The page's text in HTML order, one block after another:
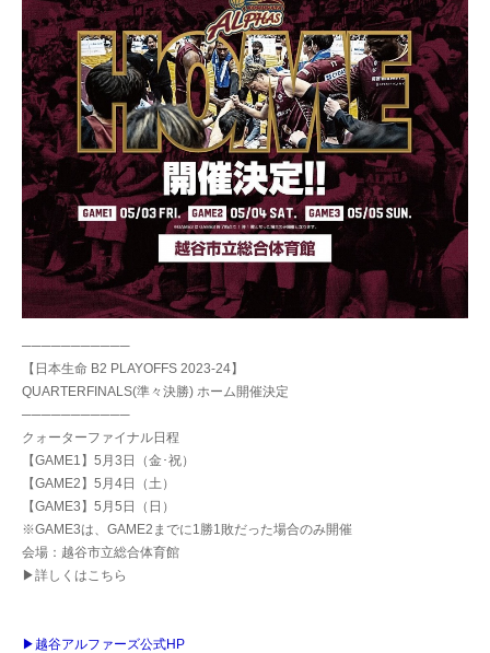
───────────
【日本生命 B2 PLAYOFFS 2023-24】
QUARTERFINALS(準々決勝) ホーム開催決定
───────────
クォーターファイナル日程
【GAME1】5月3日（金･祝）
【GAME2】5月4日（土）
【GAME3】5月5日（日）
※GAME3は、GAME2までに1勝1敗だった場合のみ開催
会場：越谷市立総合体育館
▶詳しくはこちら
▶越谷アルファーズ公式HP